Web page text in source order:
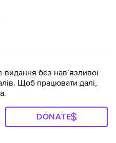
без навʼязливої
Щоб працювати далі,
DONATE